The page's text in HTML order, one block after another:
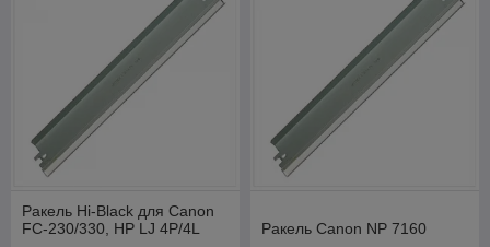
Ракель Hi-Black для Canon
FC-230/330, НР LJ 4Р/4L
Ракель Canon NP 7160